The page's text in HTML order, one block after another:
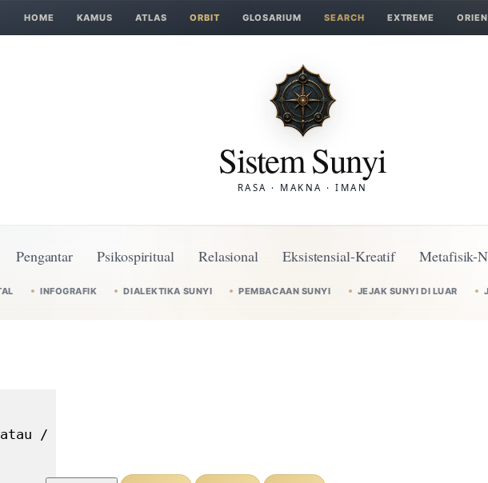
HOME KAMUS ATLAS ORBIT GLOSARIUM SEARCH EXTREME
Sistem Sunyi
RASA · MAKNA · IMAN
Pengantar Psikospiritual Relasional Eksistensial-Kreatif Metafisik-
INFOGRAFIK DIALEKTIKA SUNYI PEMBACAAN SUNYI JEJAK SUNYI DI LUAR
/